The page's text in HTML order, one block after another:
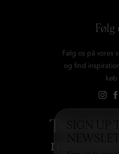
SIGN UP
Følg
Følg os på vores
og find
køb
Tilmeld